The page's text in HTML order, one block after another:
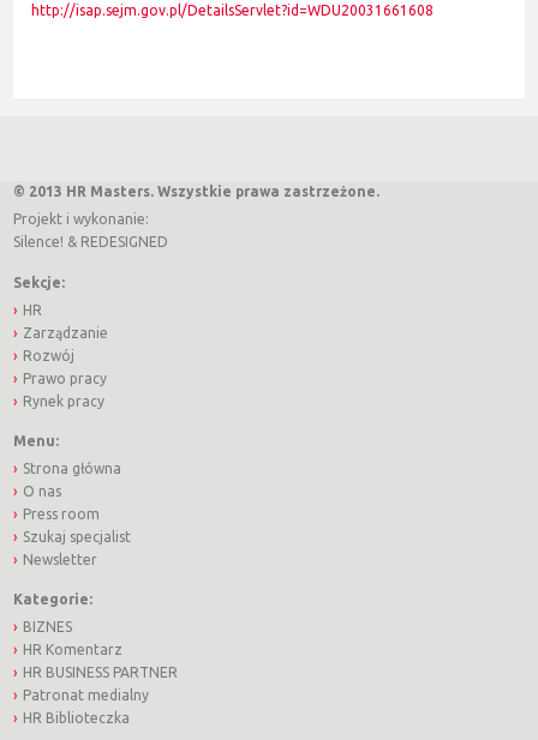
http://isap.sejm.gov.pl/DetailsServlet?id=WDU20031661608
© 2013 HR Masters. Wszystkie prawa zastrzeżone.
Projekt i wykonanie:
Silence! & REDESIGNED
Sekcje:
HR
Zarządzanie
Rozwój
Prawo pracy
Rynek pracy
Menu:
Strona główna
O nas
Press room
Szukaj specjalist
Newsletter
Kategorie:
BIZNES
HR Komentarz
HR BUSINESS PARTNER
Patronat medialny
HR Biblioteczka